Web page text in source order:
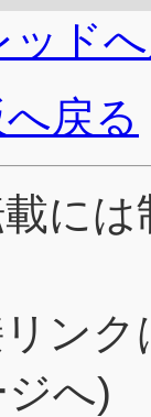
ッド
戻る
載に
リン
へ)